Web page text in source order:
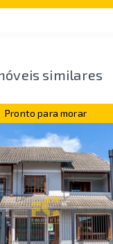
similares
Pronto para morar